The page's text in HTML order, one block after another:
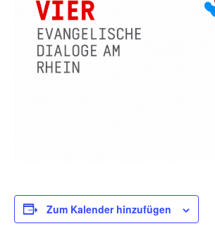
Zum Kalender hinzufügen